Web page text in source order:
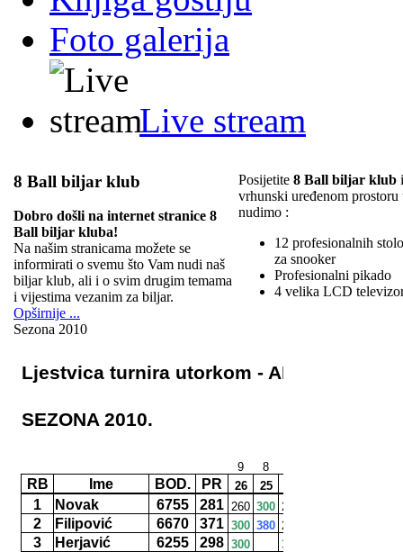
Foto galerija
Live stream
8 Ball biljar klub
Dobro došli na internet stranice 8
Ball biljar kluba!
Na našim stranicama možete se
informirati o svemu što Vam nudi naš
biljar klub, ali i o svim drugim temama
i vijestima vezanim za biljar.
Opširnije ...
Posijetite 8 Ball biljar klub
vrhunski uređenom
nudimo :
12 profesionalnih
za snooker
Profesionalni pikado
4 velika LCD
Sezona 2010